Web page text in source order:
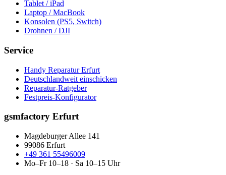
Tablet / iPad
Laptop / MacBook
Konsolen (PS5, Switch)
Drohnen / DJI
Service
Handy Reparatur Erfurt
Deutschlandweit einschicken
Reparatur-Ratgeber
Festpreis-Konfigurator
gsmfactory Erfurt
Magdeburger Allee 141
99086 Erfurt
+49 361 55496009
Mo–Fr 10–18 · Sa 10–15 Uhr